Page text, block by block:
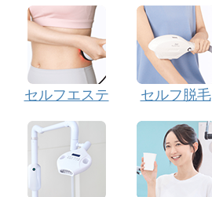
セルフエステ セルフ脱毛